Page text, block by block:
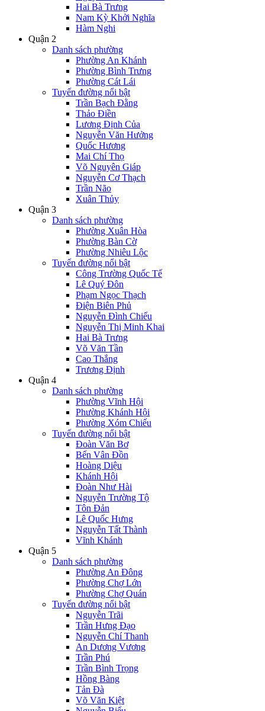
Hai Bà Trưng
Nam Kỳ Khởi Nghĩa
Hàm Nghi
Quận 2
Danh sách phường
Phường An Khánh
Phường Bình Trưng
Phường Cát Lái
Tuyến đường nổi bật
Trần Bạch Đằng
Thảo Điền
Lương Định Của
Nguyễn Văn Hưởng
Quốc Hương
Mai Chí Thọ
Võ Nguyên Giáp
Nguyễn Cơ Thạch
Trần Não
Xuân Thủy
Quận 3
Danh sách phường
Phường Xuân Hòa
Phường Bàn Cờ
Phường Nhiêu Lộc
Tuyến đường nổi bật
Công Trường Quốc Tế
Lê Quý Đôn
Phạm Ngọc Thạch
Điện Biên Phủ
Nguyễn Đình Chiểu
Nguyễn Thị Minh Khai
Hai Bà Trưng
Võ Văn Tần
Cao Thắng
Trương Định
Quận 4
Danh sách phường
Phường Vĩnh Hội
Phường Khánh Hội
Phường Xóm Chiếu
Tuyến đường nổi bật
Đoàn Văn Bơ
Bến Vân Đồn
Hoàng Diệu
Khánh Hội
Đoàn Như Hài
Nguyễn Trường Tộ
Tôn Đản
Lê Quốc Hưng
Nguyễn Tất Thành
Vĩnh Khánh
Quận 5
Danh sách phường
Phường An Đông
Phường Chợ Lớn
Phường Chợ Quán
Tuyến đường nổi bật
Nguyễn Trãi
Trần Hưng Đạo
Nguyễn Chí Thanh
An Dương Vương
Trần Phú
Trần Bình Trọng
Hồng Bàng
Tản Đà
Võ Văn Kiệt